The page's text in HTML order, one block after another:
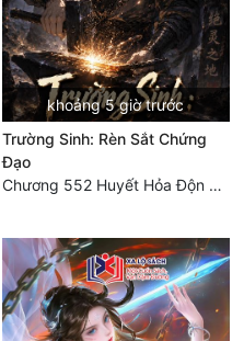
khoảng 5 giờ trước
Trường Sinh: Rèn Sắt Chứng
Đạo
Chương 552 Huyết Hỏa Độn Hư, nhân quả chưa dứt